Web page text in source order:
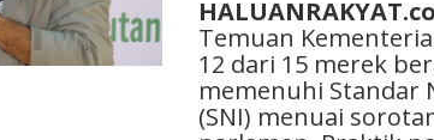
Temuan
12 dari 15 merek
memenuhi Standar
(SNI) menuai